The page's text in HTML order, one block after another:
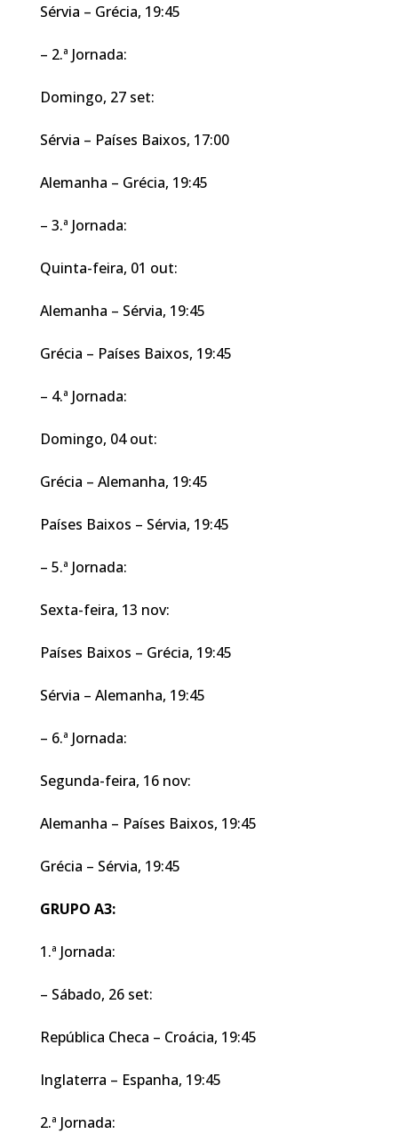
Sérvia – Grécia, 19:45
– 2.ª Jornada:
Domingo, 27 set:
Sérvia – Países Baixos, 17:00
Alemanha – Grécia, 19:45
– 3.ª Jornada:
Quinta-feira, 01 out:
Alemanha – Sérvia, 19:45
Grécia – Países Baixos, 19:45
– 4.ª Jornada:
Domingo, 04 out:
Grécia – Alemanha, 19:45
Países Baixos – Sérvia, 19:45
– 5.ª Jornada:
Sexta-feira, 13 nov:
Países Baixos – Grécia, 19:45
Sérvia – Alemanha, 19:45
– 6.ª Jornada:
Segunda-feira, 16 nov:
Alemanha – Países Baixos, 19:45
Grécia – Sérvia, 19:45
GRUPO A3:
1.ª Jornada:
– Sábado, 26 set:
República Checa – Croácia, 19:45
Inglaterra – Espanha, 19:45
2.ª Jornada: